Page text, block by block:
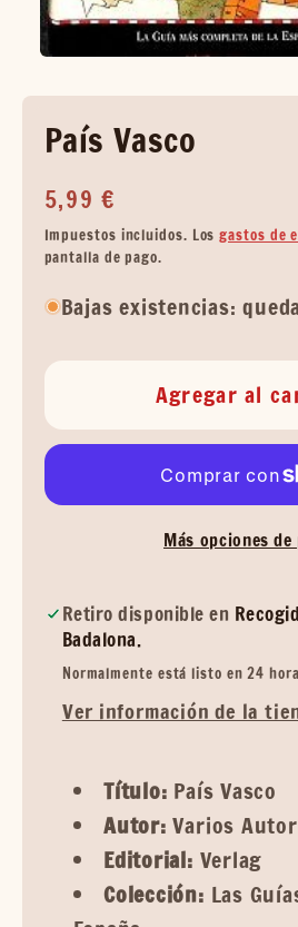
País Vasco
Precio
habitual
5,99 €
Impuestos incluidos. Losgastos de
pantalla de pago.
Bajas existencias:
Agregar al
Más opciones de
Retiro disponible en
Badalona.
Normalmente está listo en 24
Ver información de la
Título: País Vasco
Autor: Varios
Editorial: Verlag
Colección: Las